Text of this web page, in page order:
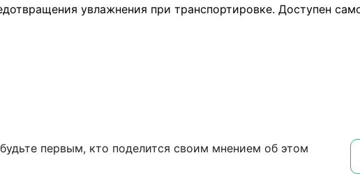
увлажнения при транспортировке. Доступен
первым, кто поделится своим мнением об этом